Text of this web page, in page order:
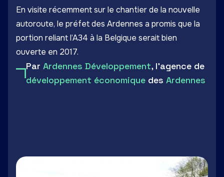
En visite récemment sur le chantier de la nouvelle
autoroute, le préfet des Ardennes a promis que la
portion reliant l’A34 à la Belgique serait bien
ouverte en 2017.
Par Ardennes Développement, l'agence de
développement économique des Ardennes